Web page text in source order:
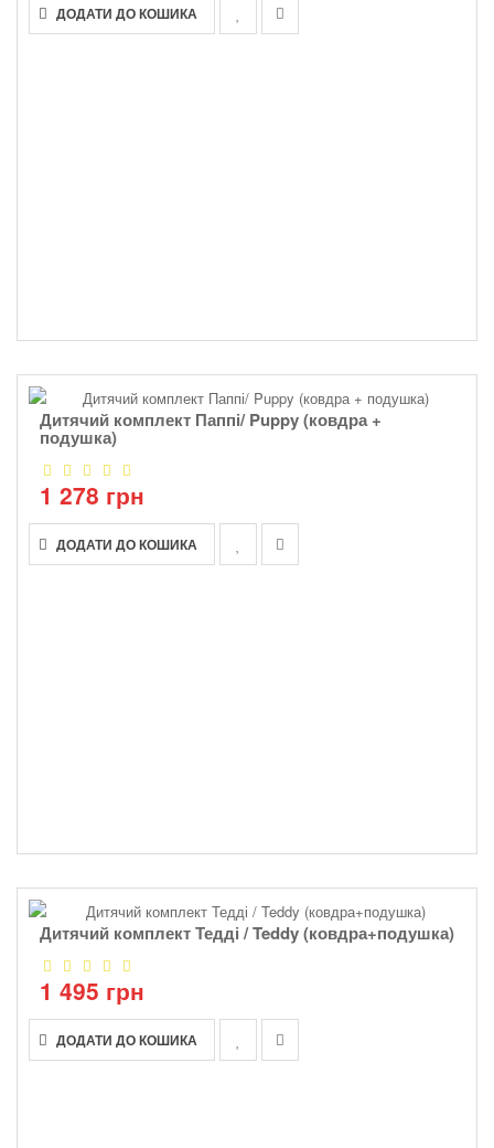
ДОДАТИ ДО КОШИКА
Дитячий комплект Паппі/ Puppy (ковдра +
подушка)
1 278 грн
ДОДАТИ ДО КОШИКА
Дитячий комплект Тедді / Teddy (ковдра+подушка)
1 495 грн
ДОДАТИ ДО КОШИКА